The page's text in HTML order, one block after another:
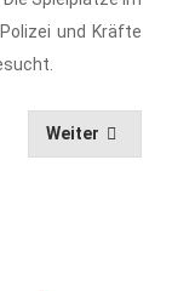
und Kräfte
Weiter